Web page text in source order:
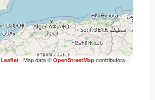
Leaflet| Map data ©OpenStreetMapcontributors